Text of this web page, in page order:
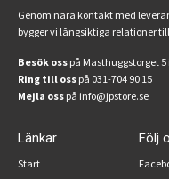
Genom nära kontakt med
bygger vi långsiktiga relationer
Besök oss på Masthuggstorget 5
Ring till oss på 031-704 90 15
Mejla oss på info@jpstore.se
Länkar
Start
Följ